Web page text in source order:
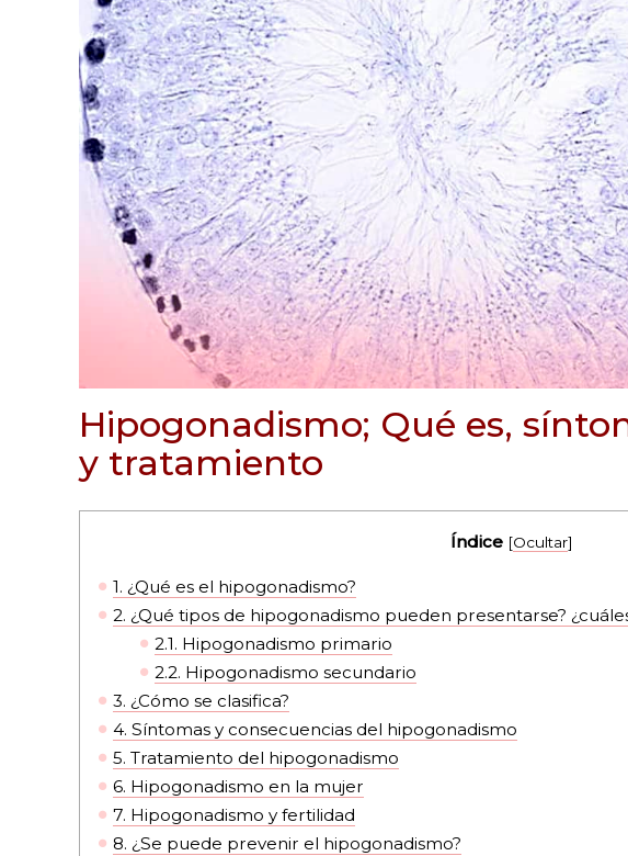
Hipogonadismo; Qué es,
y tratamiento
Índice [Ocultar]
1. ¿Qué es el hipogonadismo?
2. ¿Qué tipos de hipogonadismo pueden presentarse?
2.1. Hipogonadismo primario
2.2. Hipogonadismo secundario
3. ¿Cómo se clasifica?
4. Síntomas y consecuencias del hipogonadismo
5. Tratamiento del hipogonadismo
6. Hipogonadismo en la mujer
7. Hipogonadismo y fertilidad
8. ¿Se puede prevenir el hipogonadismo?